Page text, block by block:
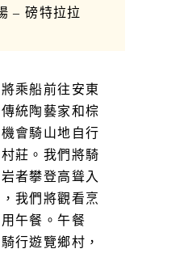
– 磅特拉拉
乘船前往安東
統陶藝家和棕
會騎山地自行
莊。我們將騎
者攀登高聳入
我們將觀看烹
午餐。午餐
行遊覽鄉村，